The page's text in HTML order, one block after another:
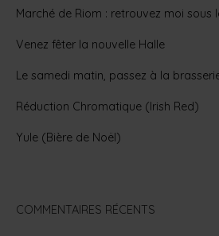
Marché de Riom : retrouvez moi sous
Venez fêter la nouvelle Halle
Le samedi matin, passez à la
Réduction Chromatique (Irish Red)
Yule (Bière de Noël)
COMMENTAIRES RÉCENTS